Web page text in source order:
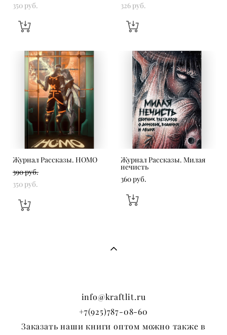
350 pуб.
326 pуб.
Журнал Рассказы. HOMO
390 pуб.
350 pуб.
Журнал Рассказы. Милая
нечисть
360 pуб.
info@kraftlit.ru
+7(925)787-08-60
Заказать наши книги оптом можно также в